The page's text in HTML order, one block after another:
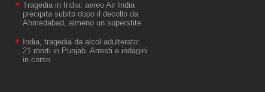
Tragedia in India: aereo Air India
precipita subito dopo il decollo da
Ahmedabad, almeno un superstite
India, tragedia da alcol adulterato:
21 morti in Punjab. Arresti e indagini
in corso